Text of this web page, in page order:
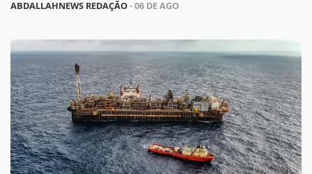
ABDALLAHNEWS REDAÇÃO- 06 DE AGO